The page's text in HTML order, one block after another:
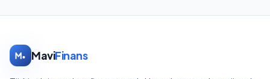
MaviFinans